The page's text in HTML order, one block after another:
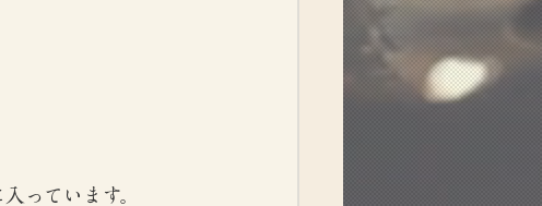
っています。